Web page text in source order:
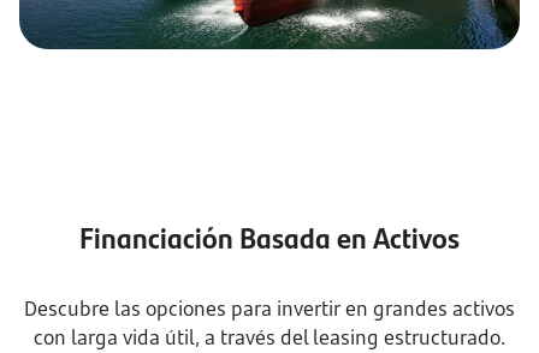
Financiación Basada en Activos
Descubre las opciones para invertir en grandes activos
con larga vida útil, a través del leasing estructurado.